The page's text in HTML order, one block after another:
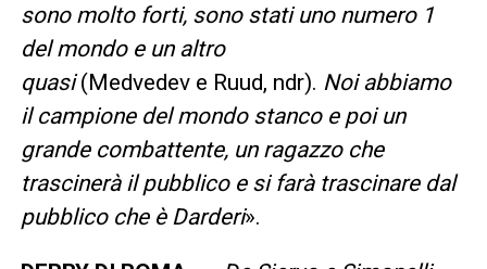
sono molto forti, sono stati uno numero 1
del mondo e un altro
quasi(Medvedev e Ruud, ndr). Noi abbiamo
il campione del mondo stanco e poi un
grande combattente, un ragazzo che
trascinerà il pubblico e si farà trascinare dal
pubblico che è Darderi».